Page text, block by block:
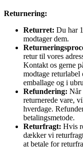
Returnering:
Returret: Du har
modtager dem.
retur til vores
Kontakt os gerne
modtage
emballage og i
Refundering: Når
returnerede vare,
hverdage.
betalingsmetode.
Returfragt: Hvis
dækker vi
at betale for